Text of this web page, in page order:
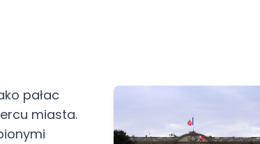
pałac
miasta.